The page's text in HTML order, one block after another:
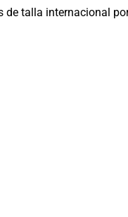
de talla internacional